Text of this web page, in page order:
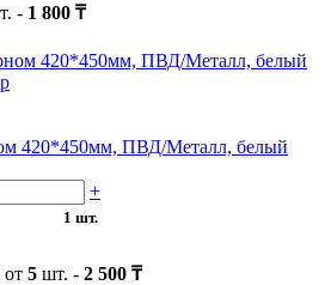
- 1 800 ₸
420*450мм, ПВД/Металл, белый
+
1 шт.
5 шт. - 2 500 ₸